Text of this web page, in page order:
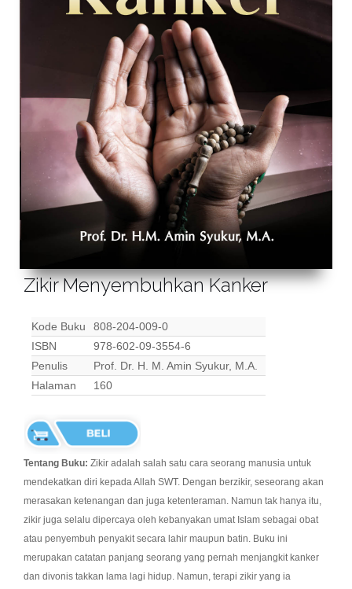
Zikir Menyembuhkan Kanker
Kode Buku
808-204-009-0
ISBN
978-602-09-3554-6
Penulis
Prof. Dr. H. M. Amin Syukur, M.A.
Halaman
160
Tentang Buku: Zikir adalah salah satu cara seorang manusia untuk
mendekatkan diri kepada Allah SWT. Dengan berzikir, seseorang akan
merasakan ketenangan dan juga ketenteraman. Namun tak hanya itu,
zikir juga selalu dipercaya oleh kebanyakan umat Islam sebagai obat
atau penyembuh penyakit secara lahir maupun batin. Buku ini
merupakan catatan panjang seorang yang pernah menjangkit kanker
dan divonis takkan lama lagi hidup. Namun, terapi zikir yang ia